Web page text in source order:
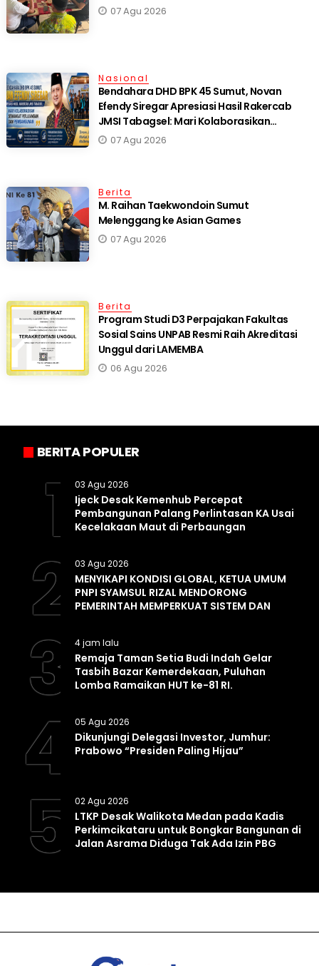
07 Agu 2026
Nasional
Bendahara DHD BPK 45 Sumut, Novan
Efendy Siregar Apresiasi Hasil Rakercab
JMSI Tabagsel: Mari Kolaborasikan
Semangat Perjuangan dan Pembangunan
07 Agu 2026
Berita
M. Raihan Taekwondoin Sumut
Melenggang ke Asian Games
07 Agu 2026
Berita
Program Studi D3 Perpajakan Fakultas
Sosial Sains UNPAB Resmi Raih Akreditasi
Unggul dari LAMEMBA
06 Agu 2026
BERITA POPULER
1 03 Agu 2026
Ijeck Desak Kemenhub Percepat
Pembangunan Palang Perlintasan KA Usai
Kecelakaan Maut di Perbaungan
2 03 Agu 2026
MENYIKAPI KONDISI GLOBAL, KETUA UMUM
PNPI SYAMSUL RIZAL MENDORONG
PEMERINTAH MEMPERKUAT SISTEM DAN
3 4 jam lalu
Remaja Taman Setia Budi Indah Gelar
Tasbih Bazar Kemerdekaan, Puluhan
Lomba Ramaikan HUT ke-81 RI.
4 05 Agu 2026
Dikunjungi Delegasi Investor, Jumhur:
Prabowo “Presiden Paling Hijau”
5 02 Agu 2026
LTKP Desak Walikota Medan pada Kadis
Perkimcikataru untuk Bongkar Bangunan di
Jalan Asrama Diduga Tak Ada Izin PBG